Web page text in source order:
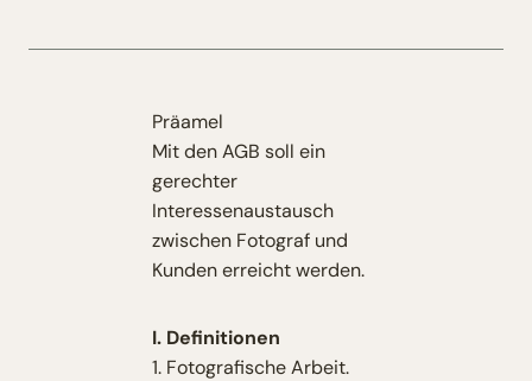
Präamel
Mit den AGB soll ein
gerechter
Interessenaustausch
zwischen Fotograf und
Kunden erreicht werden.
I. Definitionen
1. Fotografische Arbeit.